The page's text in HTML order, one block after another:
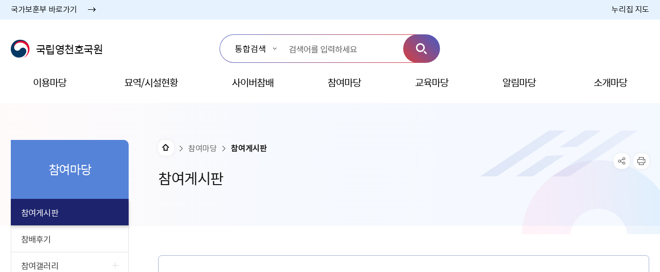
국가보훈부 바로가기 누리집 지도
국립영천호국원
이용마당 묘역/시설현황 사이버참배 참여마당 교육마당 알림마당 소개마당
참여게시판
참여마당 참여게시판
참여마당
참여게시판
참배후기
참여갤러리